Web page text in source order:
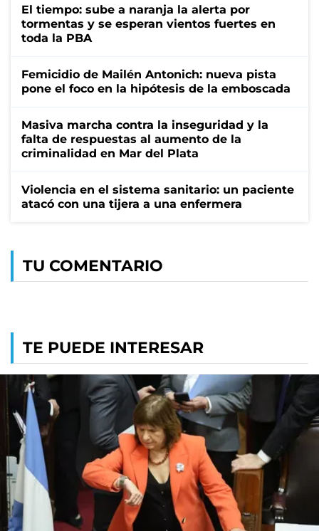
El tiempo: sube a naranja la alerta por
tormentas y se esperan vientos fuertes en
toda la PBA
Femicidio de Mailén Antonich: nueva pista
pone el foco en la hipótesis de la emboscada
Masiva marcha contra la inseguridad y la
falta de respuestas al aumento de la
criminalidad en Mar del Plata
Violencia en el sistema sanitario: un paciente
atacó con una tijera a una enfermera
TU COMENTARIO
TE PUEDE INTERESAR